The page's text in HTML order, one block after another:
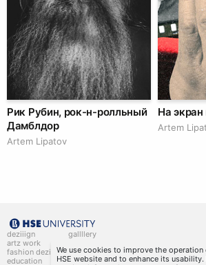
Рик Рубин, рок-н-ролльный
Дамблдор
Artem Lipatov
На экран
Artem
deziiign
artz work
fashion deziiign
education
gallllery
kiiids.art
We use cookies to improve the operation
HSE website and to enhance its usability.